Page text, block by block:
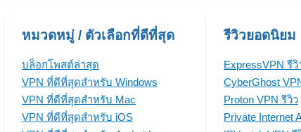
หมวดหมู่ / ตัวเลือกที่ดีที่สุด
บล็อกโพสต์ล่าสุด
VPN ที่ดีที่สุดสำหรับ Windows
VPN ที่ดีที่สุดสำหรับ Mac
VPN ที่ดีที่สุดสำหรับ iOS
รีวิวยอดนิยม
ExpressVPN รีวิ
CyberGhost
Proton VPN รีวิว
Private Internet